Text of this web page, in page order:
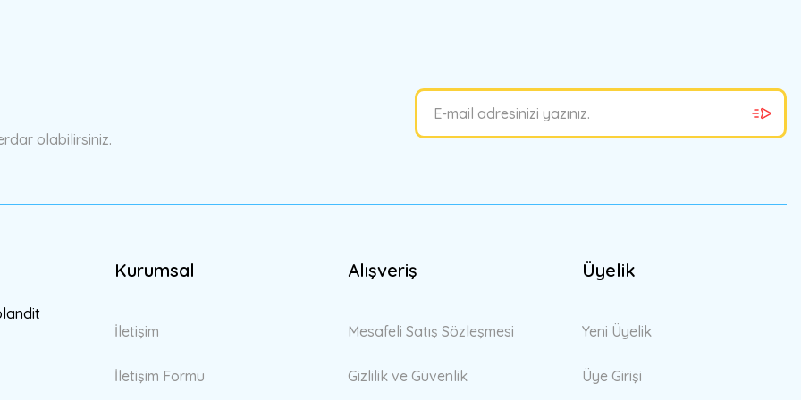
olabilirsiniz.
Kurumsal
İletişim
İletişim Formu
Alışveriş
Mesafeli Satış Sözleşmesi
Gizlilik ve Güvenlik
Üyelik
Yeni Üyelik
Üye Girişi